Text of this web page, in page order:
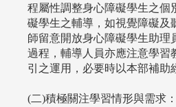
程屬性調整身心障礙學生之個
礙學生之輔導，如視覺障礙及
師留意開放身心障礙學生助理
過程，輔導人員亦應注意學習
引之運用，必要時以本部補助
(二)積極關注學習情形與需求